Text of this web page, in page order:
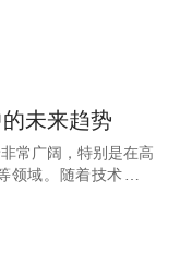
未来趋势
常广阔，特别是在高
域。随着技术的进
中的未来趋势。